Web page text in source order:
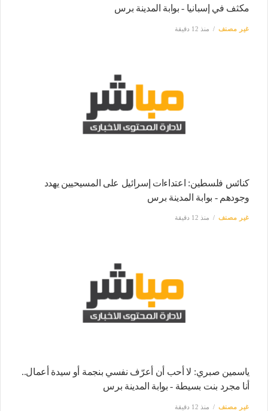
مكثف في إسبانيا - بوابة المدينة برس
غير مصنف منذ 12 دقيقة
كنائس فلسطين: اعتداءات إسرائيل على المسيحيين يهدد
وجودهم - بوابة المدينة برس
غير مصنف منذ 12 دقيقة
ياسمين صبري: لا أحب أن أعرّف نفسي بنجمة أو سيدة أعمال..
أنا مجرد بنت بسيطة - بوابة المدينة برس
غير مصنف منذ 12 دقيقة